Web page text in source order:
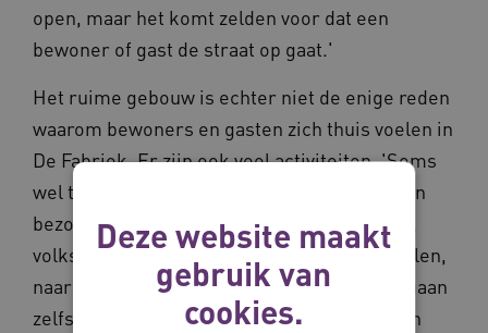
open, maar het komt zelden voor dat een
bewoner of gast de straat op gaat.'
Het ruime gebouw is echter niet de enige reden
waarom bewoners en gasten zich thuis voelen in
De Fabriek. Er zijn ook veel activiteiten. 'Soms
wel tien op een dag', zegt Bart. 'Bewoners en
bezoekers kunnen van alles doen: tuinieren,
volksdansen, zingen, theater maken, wandelen,
naar een terrasje gaan, noem maar op. We gaan
zelfs ’s avonds met ze naar de ijssalon of een
Deze website maakt
gebruik van
cookies.